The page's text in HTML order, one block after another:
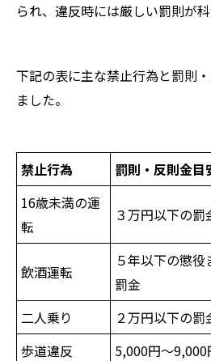
られ、違反時には厳しい罰則が科
下記の表に主な禁止行為と罰則
ました。
禁止行為
罰則・反則金目
16歳未満の運
転
３万円以下の罰
飲酒運転
５年以下の懲
罰金
二人乗り
２万円以下の罰
歩道違反
5,000円～9,000